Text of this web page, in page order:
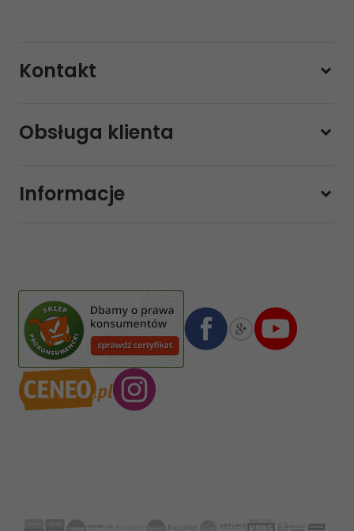
Kontakt
228800000
sklep@sklep-muzyczny.com.pl
08 1140 2004 0000 3102 4903 0792
Obsługa klienta
Informacje